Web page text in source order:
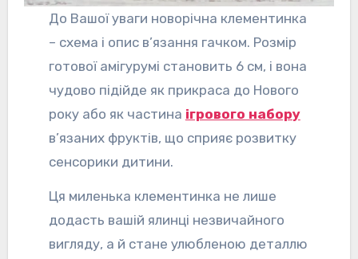
До Вашої уваги новорічна клементинка
– схема і опис в’язання гачком. Розмір
готової амігурумі становить 6 см, і вона
чудово підійде як прикраса до Нового
року або як частина ігрового набору
в’язаних фруктів, що сприяє розвитку
сенсорики дитини.
Ця миленька клементинка не лише
додасть вашій ялинці незвичайного
вигляду, а й стане улюбленою деталлю